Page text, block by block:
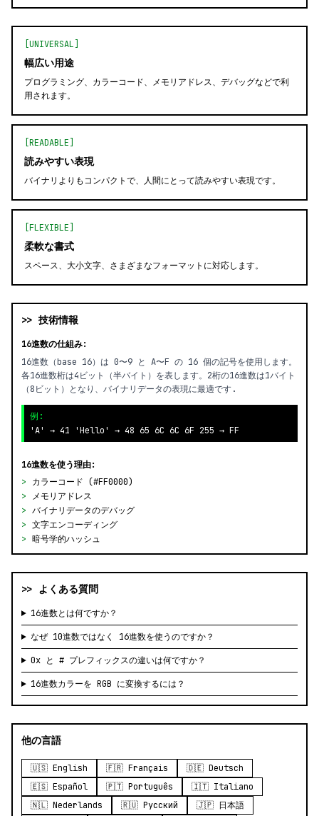
[UNIVERSAL]
幅広い用途
プログラミング、カラーコード、メモリアドレス、デバッグなどで利
用されます。
[READABLE]
読みやすい表現
バイナリよりもコンパクトで、人間にとって読みやすい表現です。
[FLEXIBLE]
柔軟な書式
スペース、大小文字、さまざまなフォーマットに対応します。
>> 技術情報
16進数の仕組み:
16進数（base 16）は 0〜9 と A〜F の 16 個の記号を使用します。
各16進数桁は4ビット（半バイト）を表します。2桁の16進数は1バイト
（8ビット）となり、バイナリデータの表現に最適です.
例:
'A' → 41 'Hello' → 48 65 6C 6C 6F 255 → FF
16進数を使う理由:
>
カラーコード (#FF0000)
>
メモリアドレス
> バイナリデータのデバッグ
> 文字エンコーディング
> 暗号学的ハッシュ
>> よくある質問
16進数とは何ですか？
なぜ 10進数ではなく 16進数を使うのですか？
0x と # プレフィックスの違いは何ですか？
16進数カラーを RGB に変換するには？
他の言語
🇺🇸 English 🇫🇷 Français
🇩🇪 Deutsch
🇪🇸 Español
🇵🇹 Português
🇮🇹 Italiano
🇳🇱 Nederlands
🇷🇺 Русский 🇯🇵 日本語